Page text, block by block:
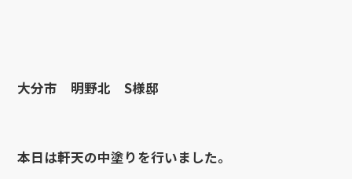
大分市 明野北 S様邸
本日は軒天の中塗りを行いました。